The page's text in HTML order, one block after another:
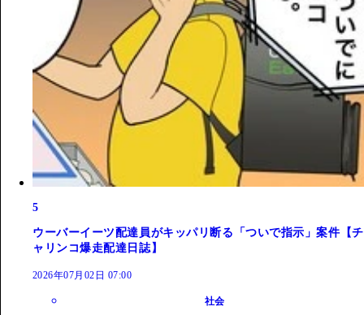
5
ウーバーイーツ配達員がキッパリ断る「ついで指示」案件【チ
ャリンコ爆走配達日誌】
2026年07月02日 07:00
社会